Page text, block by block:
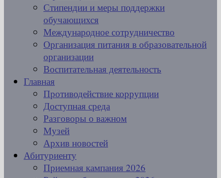
Стипендии и меры поддержки
обучающихся
Международное сотрудничество
Организация питания в образовательной
организации
Воспитательная деятельность
Главная
Противодействие коррупции
Доступная среда
Разговоры о важном
Музей
Архив новостей
Абитуриенту
Приемная кампания 2026